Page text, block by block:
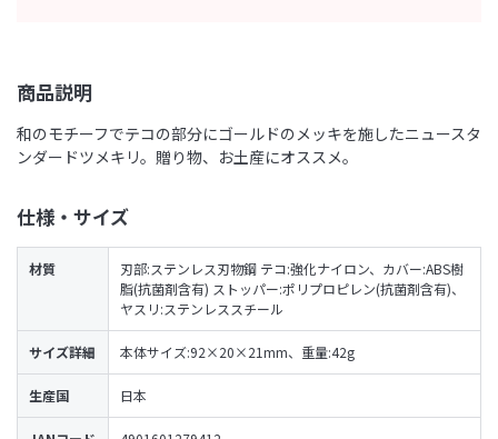
商品説明
和のモチーフでテコの部分にゴールドのメッキを施したニュースタ
ンダードツメキリ。贈り物、お土産にオススメ。
仕様・サイズ
材質
刃部:ステンレス刃物鋼 テコ:強化ナイロン、カバー:ABS樹
脂(抗菌剤含有) ストッパー:ポリプロピレン(抗菌剤含有)、
ヤスリ:ステンレススチール
サイズ詳細 本体サイズ:92×20×21mm、重量:42g
生産国 日本